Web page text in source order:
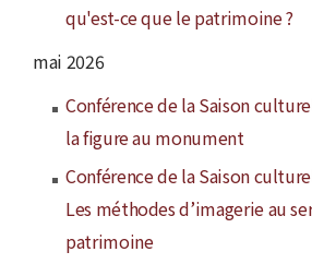
qu'est-ce que le patrimoine ?
mai 2026
Conférence de la Saison
la figure au monument
Conférence de la Saison
Les méthodes d’imagerie au
patrimoine